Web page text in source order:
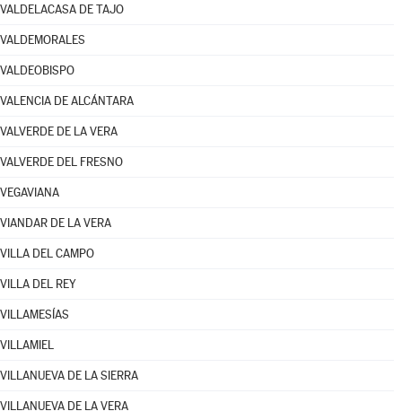
VALDELACASA DE TAJO
VALDEMORALES
VALDEOBISPO
VALENCIA DE ALCÁNTARA
VALVERDE DE LA VERA
VALVERDE DEL FRESNO
VEGAVIANA
VIANDAR DE LA VERA
VILLA DEL CAMPO
VILLA DEL REY
VILLAMESÍAS
VILLAMIEL
VILLANUEVA DE LA SIERRA
VILLANUEVA DE LA VERA